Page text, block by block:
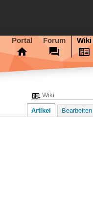
Portal Forum Wiki
Artikel Bearbeiten